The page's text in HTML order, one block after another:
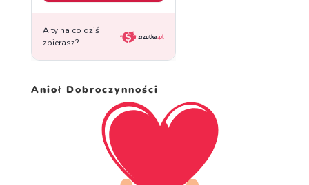
Anioł Dobroczynności